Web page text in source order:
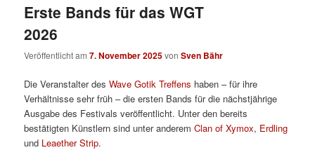
Erste Bands für das WGT
2026
Veröffentlicht am7. November 2025vonSven Bähr
Die Veranstalter desWave Gotik Treffens haben – für ihre
Verhältnisse sehr früh – die ersten Bands für die nächstjährige
Ausgabe des Festivals veröffentlicht. Unter den bereits
bestätigten Künstlern sind unter anderemClan of Xymox, Erdling
und Leaether Strip.